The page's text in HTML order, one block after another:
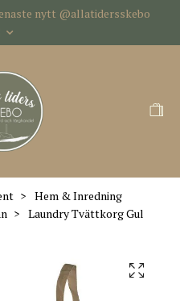
nytt @allatidersskebo
Hem & Inredning
Laundry Tvättkorg Gul